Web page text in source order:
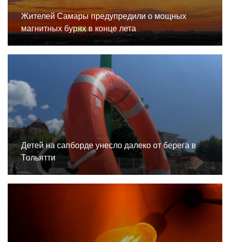
Жителей Самары предупредили о мощных
магнитных бурях в конце лета
Детей на сапборде унесло далеко от берега в
Тольятти